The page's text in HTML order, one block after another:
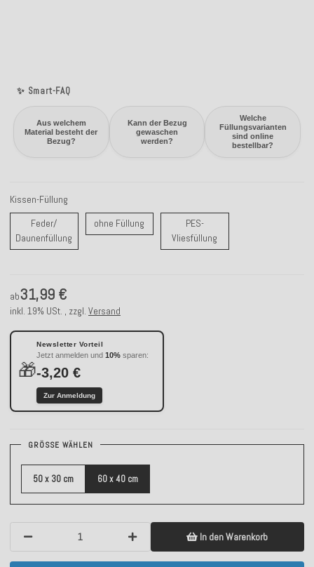
✨ Smart-FAQ
Aus welchem
Material besteht der
Bezug?
Kann der Bezug
gewaschen
werden?
Welche
Füllungsvarianten
sind online
bestellbar?
Kissen-Füllung
Feder/
Daunenfüllung Feder/ Daunenfüllung
ohne Füllung ohne FüllungPES-
Vliesfüllung
ab31,99 €
inkl. 19% USt. , zzgl. Versand
🎁
Newsletter Vorteil
Jetzt anmelden und 10% sparen:
-3,20 €
Zur Anmeldung
GRÖSSE WÄHLEN
50 x 30 cm 60 x 40 cm
In den Warenkorb